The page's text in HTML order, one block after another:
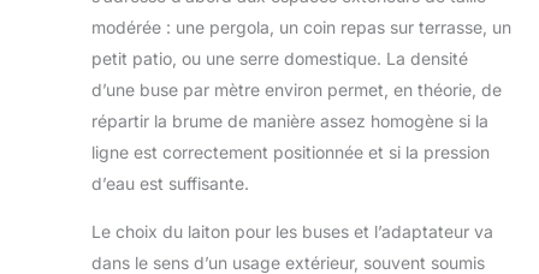
modérée : une pergola, un coin repas sur terrasse, un
petit patio, ou une serre domestique. La densité
d’une buse par mètre environ permet, en théorie, de
répartir la brume de manière assez homogène si la
ligne est correctement positionnée et si la pression
d’eau est suffisante.
Le choix du laiton pour les buses et l’adaptateur va
dans le sens d’un usage extérieur, souvent soumis